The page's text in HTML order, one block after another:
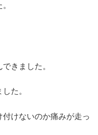
きました。
た。
けないのか痛みが走っ